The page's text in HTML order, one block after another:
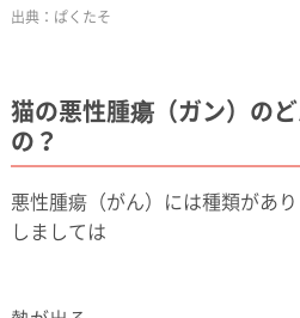
ぱくたそ
猫の悪性腫瘍（ガン）の
の？
悪性腫瘍（がん）には種類があ
しましては